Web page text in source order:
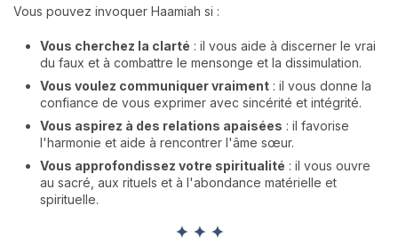
Vous pouvez invoquer Haamiah si :
Vous cherchez la clarté : il vous aide à discerner le vrai
du faux et à combattre le mensonge et la dissimulation.
Vous voulez communiquer vraiment : il vous donne la
confiance de vous exprimer avec sincérité et intégrité.
Vous aspirez à des relations apaisées : il favorise
l'harmonie et aide à rencontrer l'âme sœur.
Vous approfondissez votre spiritualité : il vous ouvre
au sacré, aux rituels et à l'abondance matérielle et
spirituelle.
✦ ✦ ✦